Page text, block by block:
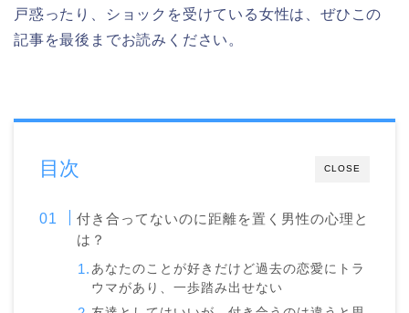
戸惑ったり、ショックを受けている女性は、ぜひこの
記事を最後までお読みください。
CLOSE
目次
付き合ってないのに距離を置く男性の心理と
は？
あなたのことが好きだけど過去の恋愛にトラ
ウマがあり、一歩踏み出せない